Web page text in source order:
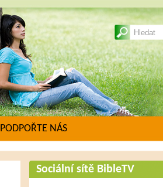
PODPOŘTE NÁS
Sociální sítě BibleTV